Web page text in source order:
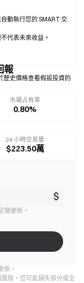
動執行您的 SMART 交
代表未來收益。
報
歷史價格查看假設投資的
市場占有率
0.80%
24 小時交易量
$223.50萬
$
期更新。
新。
險，您可能損失部分或全